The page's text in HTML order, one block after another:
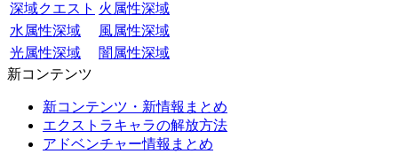
深域クエスト 火属性深域
水属性深域
風属性深域
光属性深域
闇属性深域
新コンテンツ
新コンテンツ・新情報まとめ
エクストラキャラの解放方法
アドベンチャー情報まとめ